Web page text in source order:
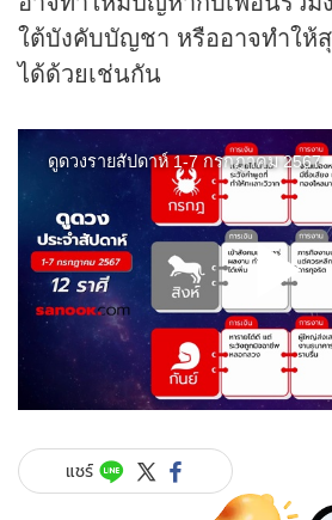
ใต้บังคับบัญชา หรืออาจทำให้
ได้ด้วยเช่นกัน
แชร์